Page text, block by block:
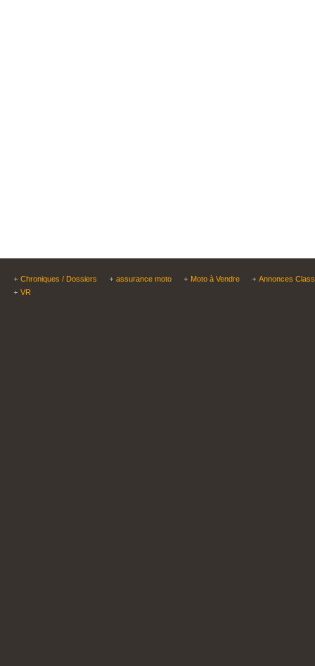
Chroniques / Dossiers assurance moto Moto à Vendre
Annonces
VR